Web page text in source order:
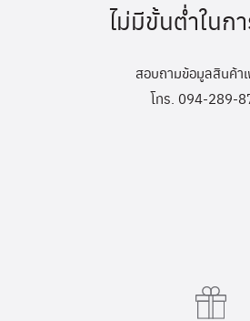
ไม่มีขั้นต่ำในก
สอบถามข้อมูลสินค้า
โทร. 094-289-